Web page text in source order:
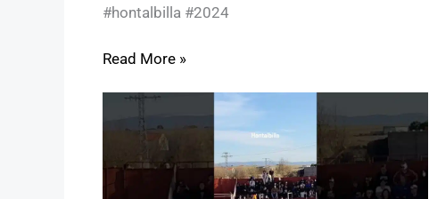
#hontalbilla #2024
Read More »